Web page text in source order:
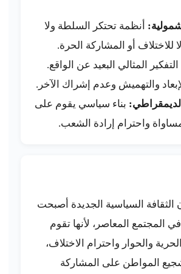
أنظمة تحتكر السلطة ولا
للاختلاف أو المشاركة الحرة.
التفكير المثالي البعيد عن الواقع.
والتهميش وعدم إشراك الآخر.
بناء سياسي يقوم على
واحترام إرادة الشعب.
الثقافة السياسية الجديدة أصبحت
المجتمع المعاصر، لأنها تقوم
والحوار واحترام الاختلاف،
المواطن على المشاركة